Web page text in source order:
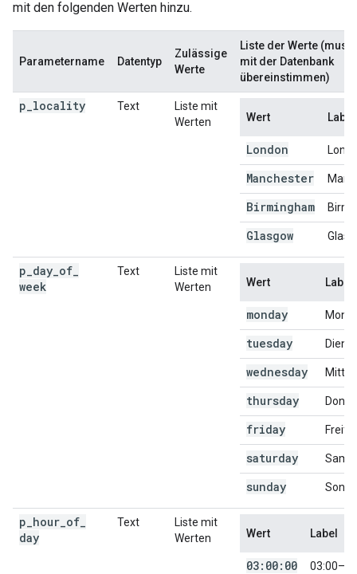
mit den folgenden Werten hinzu.
Parametername Datentyp
Zulässige
Werte
Liste der Werte (muss
mit der Datenbank
übereinstimmen)
p locality Text
Liste mit
Werten
Wert Label
London
Manchester
Birmingham
Glasgow
p day of
week
Text
Liste mit
Werten
Wert Label
monday
tuesday
wednesday
thursday
friday
saturday
sunday
p hour of
day
Text
Liste mit
Werten
Wert Label
03:00:00